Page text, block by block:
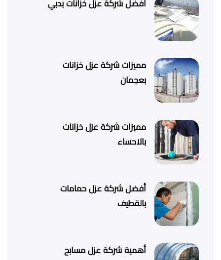
أفضل شركة عزل خزانات بدبي
مميزات شركة عزل خزانات
بعجمان
مميزات شركة عزل خزانات
بالاحساء
أفضل شركة عزل حمامات
بالقطيف
أهمية شركة عزل مسابح